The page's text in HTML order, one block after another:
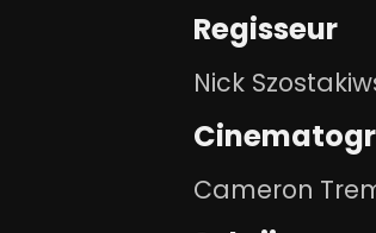
Regisseur
Nick
Cameron